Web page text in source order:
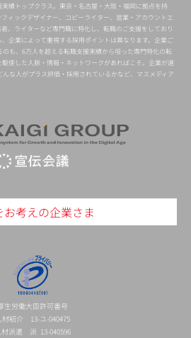
績トップクラス。東京・名古屋・大阪・福岡に拠点を持
ィックデザイナー、コピーライター、営業・アカウントエ
、ライターなど専門職に特化し、転職のご支援をしており
企業によって重視する採用ポイントは異なります。企業ご
も、6万人を超える転職支援実績から培った専門特化の転
使した人脈・情報・ネットワークがあればこそ。企業が選
な人がプラス評価・採用されているかなど、マスメディア
お考えの企業さま
生労働大臣許可番号
材紹介 13-ユ-040475
材派遣 派 13-040596